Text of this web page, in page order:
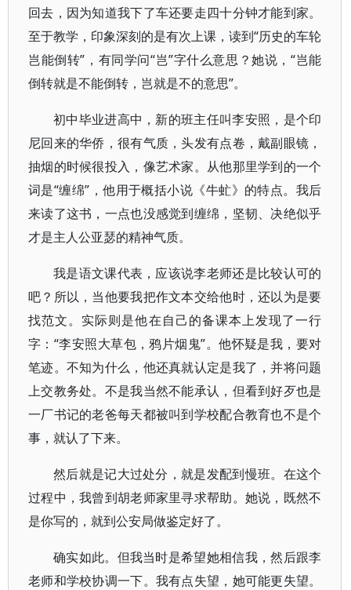
回去，因为知道我下了车还要走四十分钟才能到家。
至于教学，印象深刻的是有次上课，读到“历史的车轮
岂能倒转”，有同学问“岂”字什么意思？她说，“岂能
倒转就是不能倒转，岂就是不的意思”。
初中毕业进高中，新的班主任叫李安照，是个印
尼回来的华侨，很有气质，头发有点卷，戴副眼镜，
抽烟的时候很投入，像艺术家。从他那里学到的一个
词是“缠绵”，他用于概括小说《牛虻》的特点。我后
来读了这书，一点也没感觉到缠绵，坚韧、决绝似乎
才是主人公亚瑟的精神气质。
我是语文课代表，应该说李老师还是比较认可的
吧？所以，当他要我把作文本交给他时，还以为是要
找范文。实际则是他在自己的备课本上发现了一行
字：“李安照大草包，鸦片烟鬼”。他怀疑是我，要对
笔迹。不知为什么，他还真就认定是我了，并将问题
上交教务处。不是我当然不能承认，但看到好歹也是
一厂书记的老爸每天都被叫到学校配合教育也不是个
事，就认了下来。
然后就是记大过处分，就是发配到慢班。在这个
过程中，我曾到胡老师家里寻求帮助。她说，既然不
是你写的，就到公安局做鉴定好了。
确实如此。但我当时是希望她相信我，然后跟李
老师和学校协调一下。我有点失望，她可能更失望。